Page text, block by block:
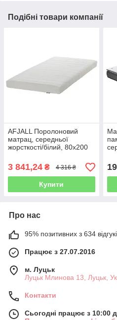
Подібні товари компанії
AFJALL Поролоновий
матрац, середньої
жорсткості/білий, 80x200
3 841,24 ₴ 4 316 ₴
Купити
Про нас
95% позитивних з 634
Працює з 27.07.2016
м. Луцьк
Луцьк Млинова 13, Луцьк,
Контакти
Сьогодні працює з 10:00